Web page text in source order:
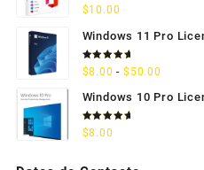
Valorado
con 5.00
$10.00
Windows 11 Pro
Valorado
con5.00
$8.00 - $ 50.00
Windows 10 Pro
Valorado
con5.00
$8.00